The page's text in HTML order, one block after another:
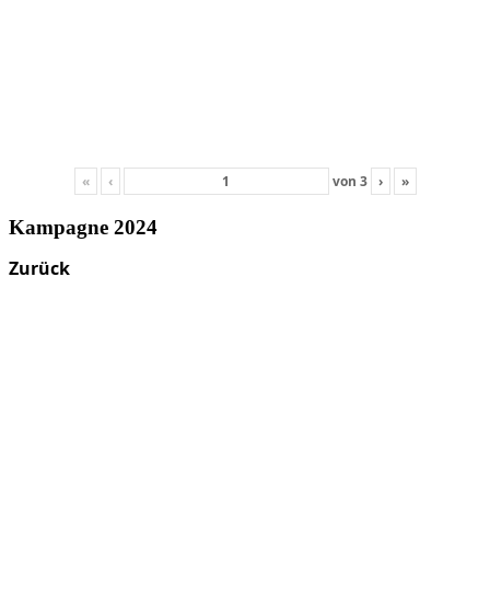
« ‹ von 3 › »
Kampagne 2024
Zurück